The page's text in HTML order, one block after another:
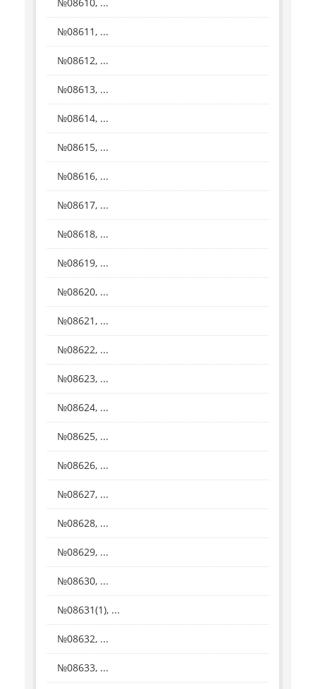
№08611, ...
№08612, ...
№08613, ...
№08614, ...
№08615, ...
№08616, ...
№08617, ...
№08618, ...
№08619, ...
№08620, ...
№08621, ...
№08622, ...
№08623, ...
№08624, ...
№08625, ...
№08626, ...
№08627, ...
№08628, ...
№08629, ...
№08630, ...
№08631(1), ...
№08632, ...
№08633, ...